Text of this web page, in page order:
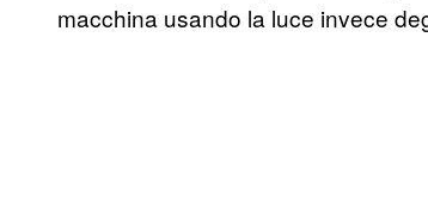
macchina usando la luce invece